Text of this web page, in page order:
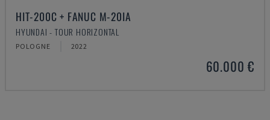
HIT-200C + FANUC M-20IA
HYUNDAI - TOUR HORIZONTAL
POLOGNE 2022
60.000 €